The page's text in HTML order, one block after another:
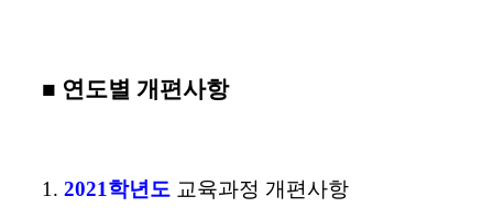
■ 연도별 개편사항
1. 2021학년도 교육과정 개편사항